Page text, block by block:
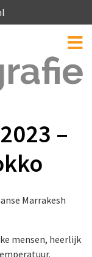
–
Marrakesh
mensen, heerlijk